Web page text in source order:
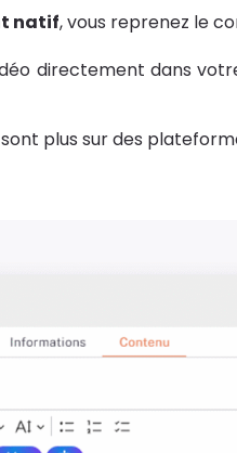
natif, vous reprenez le
directement dans
plus sur des